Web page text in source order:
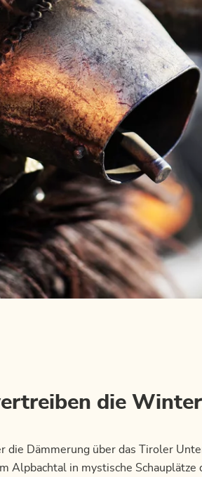
die
die Dämmerung über das Tiroler
Alpbachtal in mystische Schauplätze